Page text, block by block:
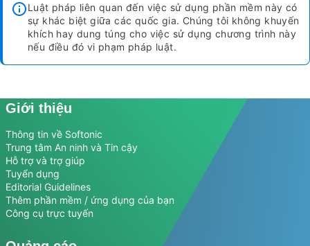
Luật pháp liên quan đến việc sử dụng phần mềm này có
sự khác biệt giữa các quốc gia. Chúng tôi không khuyến
khích hay dung túng cho việc sử dụng chương trình này
nếu điều đó vi phạm pháp luật.
Giới thiệu
Thông tin về Softonic
Trung tâm An ninh và Tin cậy
Hỗ trợ và trợ giúp
Tuyển dụng
Editorial Guidelines
Thêm phần mềm / ứng dụng của bạn
Công cụ trực tuyến